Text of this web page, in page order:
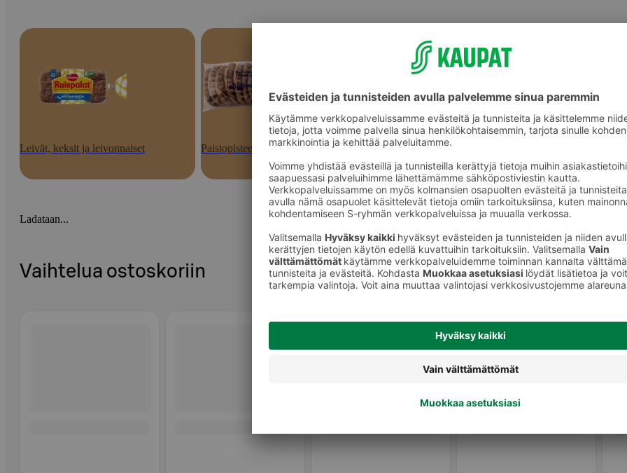
Leivät, keksit ja leivonnaiset Paistopisteen tuotteet Makeat leivonnaiset
Ladataan...
Vaihtelua ostoskoriin